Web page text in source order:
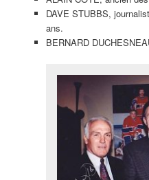
DAVE STUBBS,
ans.
BERNARD